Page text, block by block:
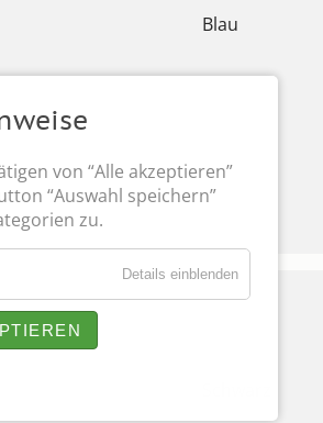
Blau
von “Alle akzeptieren”
“Auswahl speichern”
zu.
Details einblenden